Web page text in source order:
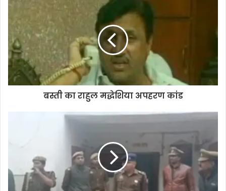
बस्ती का राहुल मद्धेशिया अपहरण कांड